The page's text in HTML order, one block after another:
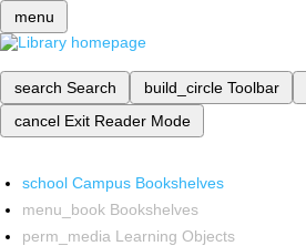
menu
search Search build_circle Toolbar
cancel Exit Reader Mode
school Campus Bookshelves
menu_book Bookshelves
perm_media Learning Objects